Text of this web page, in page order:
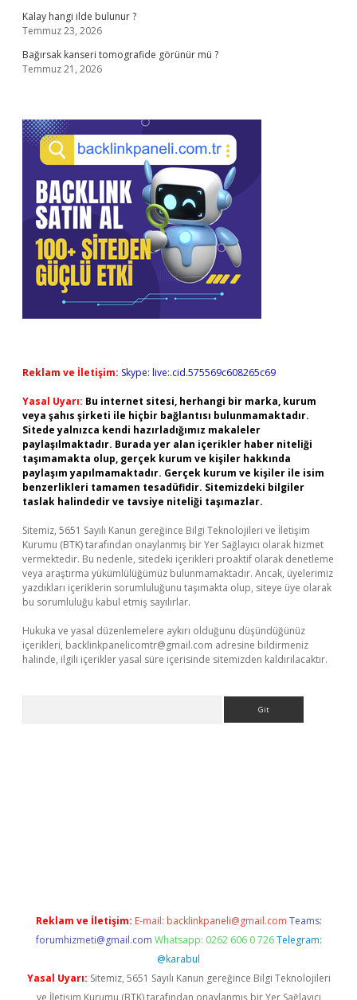
Kalay hangi ilde bulunur ?
Temmuz 23, 2026
Bağırsak kanseri tomografide görünür mü ?
Temmuz 21, 2026
Reklam ve İletişim: Skype: live:.cid.575569c608265c69
Yasal Uyarı: Bu internet sitesi, herhangi bir marka, kurum
veya şahıs şirketi ile hiçbir bağlantısı bulunmamaktadır.
Sitede yalnızca kendi hazırladığımız makaleler
paylaşılmaktadır. Burada yer alan içerikler haber niteliği
taşımamakta olup, gerçek kurum ve kişiler hakkında
paylaşım yapılmamaktadır. Gerçek kurum ve kişiler ile isim
benzerlikleri tamamen tesadüfidir. Sitemizdeki bilgiler
taslak halindedir ve tavsiye niteliği taşımazlar.
Sitemiz, 5651 Sayılı Kanun gereğince Bilgi Teknolojileri ve İletişim
Kurumu (BTK) tarafından onaylanmış bir Yer Sağlayıcı olarak hizmet
vermektedir. Bu nedenle, sitedeki içerikleri proaktif olarak denetleme
veya araştırma yükümlülüğümüz bulunmamaktadır. Ancak, üyelerimiz
yazdıkları içeriklerin sorumluluğunu taşımakta olup, siteye üye olarak
bu sorumluluğu kabul etmiş sayılırlar.
Hukuka ve yasal düzenlemelere aykırı olduğunu düşündüğünüz
içerikleri, backlinkpanelicomtr@gmail.com adresine bildirmeniz
halinde, ilgili içerikler yasal süre içerisinde sitemizden kaldırılacaktır.
Reklam ve İletişim: E-mail: backlinkpaneli@gmail.com Teams:
forumhizmeti@gmail.com Whatsapp: 0262 606 0 726 Telegram:
@karabul
Yasal Uyarı: Sitemiz, 5651 Sayılı Kanun gereğince Bilgi Teknolojileri
ve İletişim Kurumu (BTK) tarafından onaylanmış bir Yer Sağlayıcı